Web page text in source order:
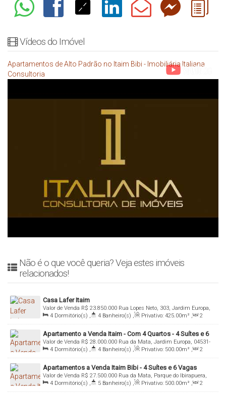
Vídeos do Imóvel
Apartamentos de Alto Padrão no Itaim Bibi - Imobiliária Italiana
Consultoria
Não é o que você queria? Veja estes imóveis
relacionados!
Casa Lafer Itaim
R$ 23.850.000
Valor de Venda
Rua Lopes Neto, 303, Jardim Europa,
04533-030, Itaim Bibi, São Paulo, São Paulo, Brasil
4 Dormitório(s) , 4 Banheiro(s) , Privativo: 425.00m² ,
2
Sala(s) , 4 Suíte(s) , Total: 425.00m² , 4 Vaga(s) ,
Útil:
425.00m²
Apartamento a Venda Itaim - Com 4 Quartos - 4 Suítes e 6
Vagas
R$ 28.000.000
Valor de Venda
Rua da Mata, Jardim Europa, 04531-
020, Itaim Bibi, São Paulo, São Paulo, Brasil
4 Dormitório(s) , 4 Banheiro(s) , Privativo: 500.00m² ,
2
Sala(s) , 4 Suíte(s) , Total: 500.00m² , 6 Vaga(s) ,
Útil:
500.00m²
Apartamentos a Venda Itaim Bibi - 4 Suítes e 6 Vagas
R$ 27.500.000
Valor de Venda
Rua da Mata, Parque do Ibirapuera,
04531-020, Itaim Bibi, São Paulo, São Paulo, Brasil
4 Dormitório(s) , 5 Banheiro(s) , Privativo: 500.00m² ,
2
Sala(s) , 4 Suíte(s) , Total: 500.00m² , 6 Vaga(s) ,
Útil: